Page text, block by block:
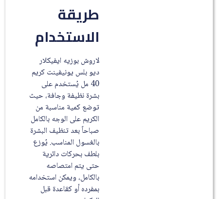
طريقة
الاستخدام
لاروش بوزيه ايفيكلار
ديو بلس يونيفينت كريم
40 مل يُستخدم على
بشرة نظيفة وجافة، حيث
توضع كمية مناسبة من
الكريم على الوجه بالكامل
صباحاً بعد تنظيف البشرة
بالغسول المناسب. يُوزع
بلطف بحركات دائرية
حتى يتم امتصاصه
بالكامل، ويمكن استخدامه
بمفرده أو كقاعدة قبل